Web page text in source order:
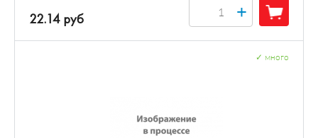
22.14 руб +
много